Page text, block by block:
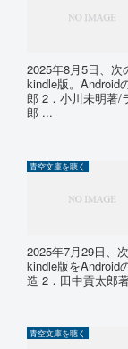
2025年8月5日、次
kindle版。Android
郎 2．小川未明著/
郎 ...
青空文庫を聴く
2025年7月29日、
kindle版をAndroid
造 2．田中貢太郎
青空文庫を聴く